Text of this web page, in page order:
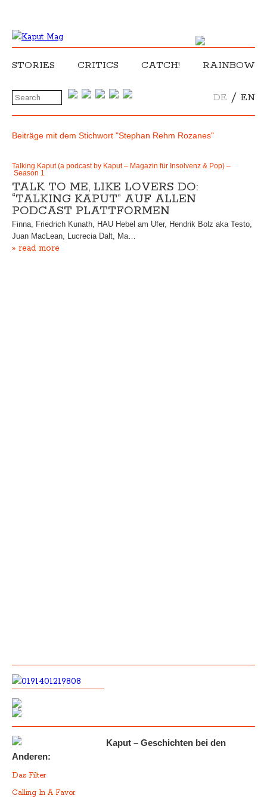
STORIES CRITICS CATCH! RAINBOW
DE / EN
Beiträge mit dem Stichwort "Stephan Rehm Rozanes"
Talking Kaput (a podcast by Kaput – Magazin für Insolvenz & Pop) –
Season 1
TALK TO ME, LIKE LOVERS DO:
“TALKING KAPUT” AUF ALLEN
PODCAST PLATTFORMEN
Finna, Friedrich Kunath, HAU Hebel am Ufer, Hendrik Bolz aka Testo,
Juan MacLean, Lucrecia Dalt, Ma…
» read more
Kaput – Geschichten bei den
Anderen:
Das Filter
Calling In A Favor